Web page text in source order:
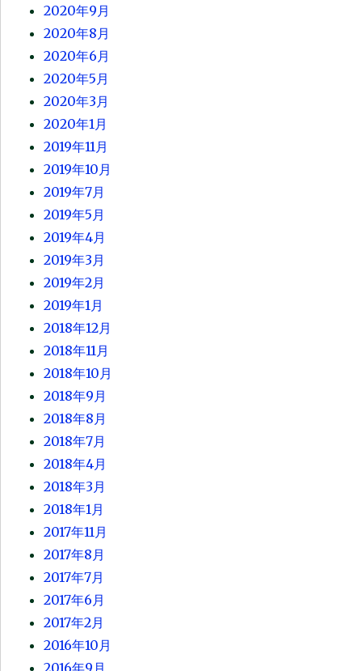
2020年9月
2020年8月
2020年6月
2020年5月
2020年3月
2020年1月
2019年11月
2019年10月
2019年7月
2019年5月
2019年4月
2019年3月
2019年2月
2019年1月
2018年12月
2018年11月
2018年10月
2018年9月
2018年8月
2018年7月
2018年4月
2018年3月
2018年1月
2017年11月
2017年8月
2017年7月
2017年6月
2017年2月
2016年10月
2016年9月